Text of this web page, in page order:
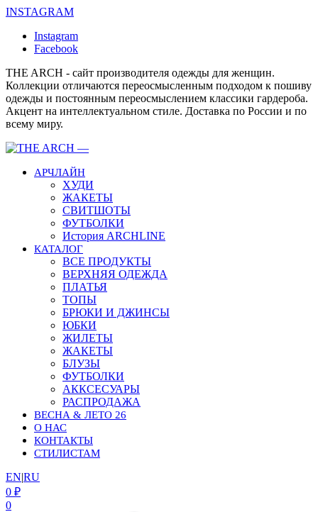
INSTAGRAM
Instagram
Facebook
THE ARCH - сайт производителя одежды для женщин.
Коллекции отличаются переосмысленным подходом к пошиву
одежды и постоянным переосмыслением классики гардероба.
Акцент на интеллектуальном стиле. Доставка по России и по
всему миру.
АРЧЛАЙН
ХУДИ
ЖАКЕТЫ
СВИТШОТЫ
ФУТБОЛКИ
История ARCHLINE
КАТАЛОГ
ВСЕ ПРОДУКТЫ
ВЕРХНЯЯ ОДЕЖДА
ПЛАТЬЯ
ТОПЫ
БРЮКИ И ДЖИНСЫ
ЮБКИ
ЖИЛЕТЫ
ЖАКЕТЫ
БЛУЗЫ
ФУТБОЛКИ
АККСЕСУАРЫ
РАСПРОДАЖА
ВЕСНА & ЛЕТО 26
О НАС
КОНТАКТЫ
СТИЛИСТАМ
EN|RU
0 ₽
0